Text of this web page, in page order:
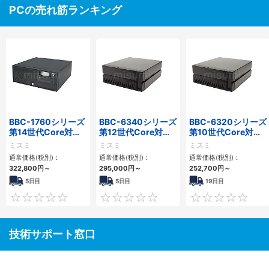
PCの売れ筋ランキング
BBC-1760シリーズ
第14世代Core対応
小型フロアマウント
3PCIe
ミスミ
通常価格(税別)：
322,800円～
5日目
0
BBC-6340シリーズ
第12世代Core対応
小型フロアマウント
PC2PCI/2PCIe
ミスミ
通常価格(税別)：
295,000円～
5日目
0
BBC-6320シリーズ
第10世代Core対応
小型フロアマウント
FAPC 2PCI・2PCIe
ミスミ
通常価格(税別)：
252,700円～
19日目
技術サポート窓口